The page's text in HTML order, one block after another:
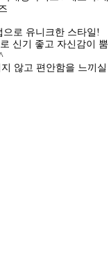
로 유니크한 스타일!
신기 좋고 자신감이 뿜
않고 편안함을 느끼실